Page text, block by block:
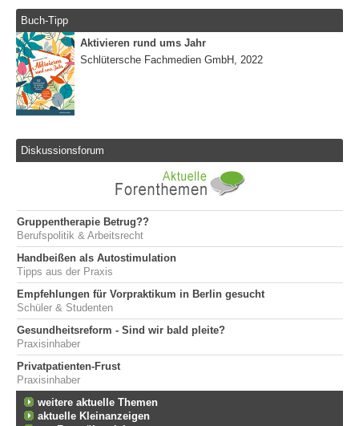
Buch-Tipp
Aktivieren rund ums Jahr
Schlütersche Fachmedien GmbH, 2022
Diskussionsforum
Gruppentherapie Betrug??
Berufspolitik & Arbeitsrecht
Handbeißen als Autostimulation
Tipps aus der Praxis
Empfehlungen für Vorpraktikum in Berlin gesucht
Schüler & Studenten
Gesundheitsreform - Sind wir bald pleite?
Praxisinhaber
Privatpatienten-Frust
Praxisinhaber
weitere aktuelle Themen
aktuelle Kleinanzeigen